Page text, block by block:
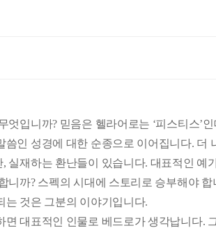
엇입니까? 믿음은 헬라어로는 ‘피스티스’
씀인 성경에 대한 순종으로 이어집니다.
실재하는 환난들이 있습니다. 대표적인
니까? 스펙의 시대에 스토리로 승부해야
는 것은 그분의 이야기입니다.
면 대표적인 인물로 베드로가 생각납니다.